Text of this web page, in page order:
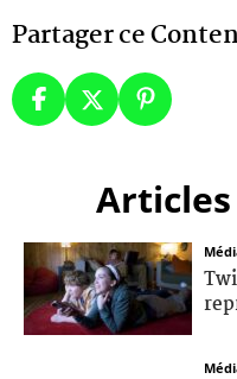
Partager ce
Articles